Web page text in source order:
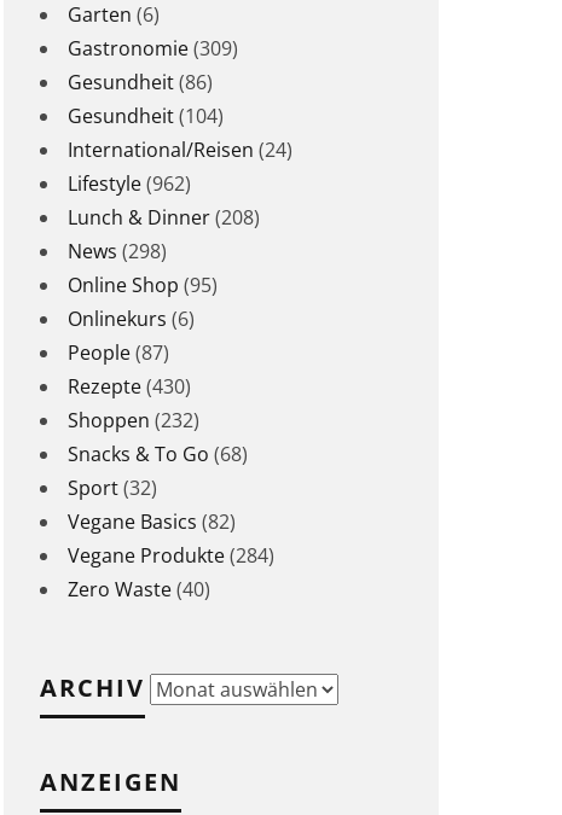
Garten (6)
Gastronomie(309)
Gesundheit(86)
Gesundheit(104)
International/Reisen (24)
Lifestyle(962)
Lunch & Dinner(208)
News (298)
Online Shop (95)
Onlinekurs (6)
People(87)
Rezepte(430)
Shoppen (232)
Snacks & To Go (68)
Sport(32)
Vegane Basics (82)
Vegane Produkte(284)
Zero Waste(40)
ARCHIV Archiv
ANZEIGEN